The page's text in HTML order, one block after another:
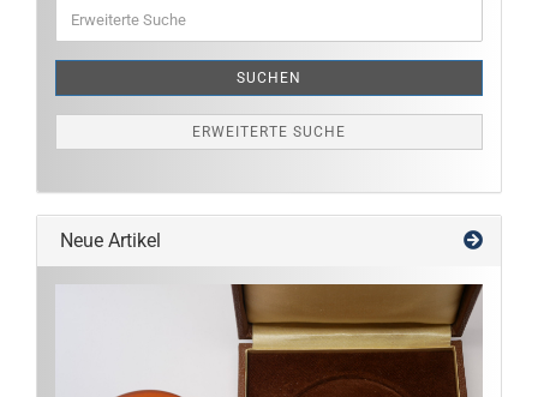
Suche
SUCHEN
ERWEITERTE SUCHE
Neue Artikel